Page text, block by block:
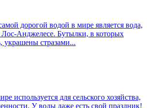
дорогой водой в мире является вода,
Лос-Анджелесе. Бутылки, в которых
украшены стразами...
используется для сельского хозяйства,
У воды даже есть свой праздник!